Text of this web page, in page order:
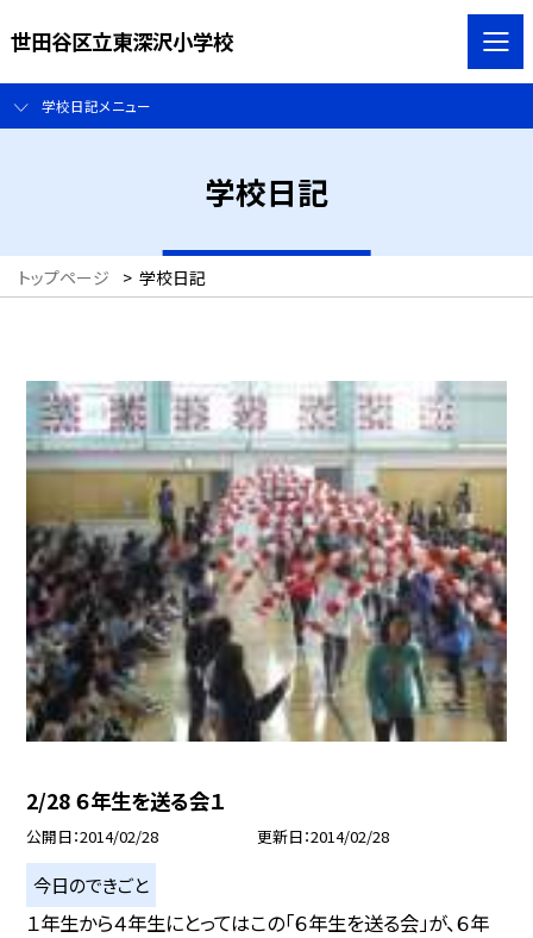
世田谷区立東深沢小学校
学校日記メニュー
学校日記
トップページ > 学校日記
2/28 ６年生を送る会１
公開日 2014/02/28 更新日 2014/02/28
今日のできごと
１年生から４年生にとってはこの「６年生を送る会」が、６年